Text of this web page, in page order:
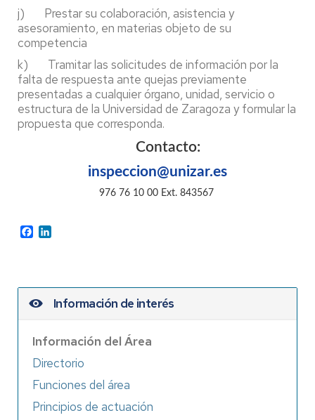
j) Prestar su colaboración, asistencia y
asesoramiento, en materias objeto de su
competencia
k) Tramitar las solicitudes de información por la
falta de respuesta ante quejas previamente
presentadas a cualquier órgano, unidad, servicio o
estructura de la Universidad de Zaragoza y formular la
propuesta que corresponda.
Contacto:
inspeccion@unizar.es
976 76 10 00 Ext. 843567
Facebook
Información de interés
Información del Área
Directorio
Funciones del área
Principios de actuación